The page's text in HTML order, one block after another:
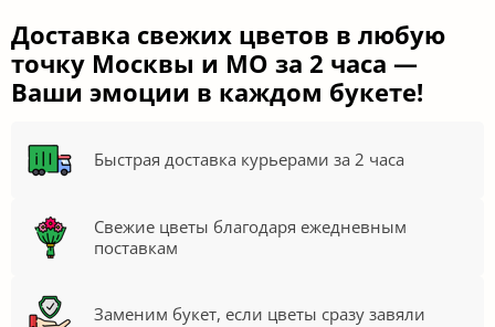
Доставка свежих цветов в любую
точку Москвы и МО за 2 часа —
Ваши эмоции в каждом букете!
Быстрая доставка курьерами за 2 часа
Свежие цветы благодаря ежедневным
поставкам
Заменим букет, если цветы сразу завяли